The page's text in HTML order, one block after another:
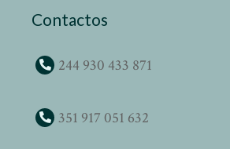
Contactos
244 930 433 871
351 917 051 632